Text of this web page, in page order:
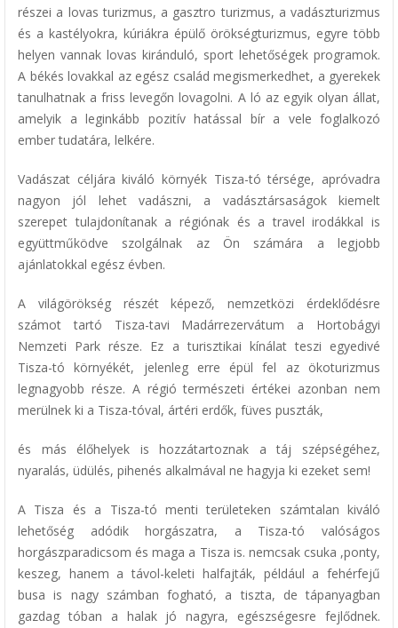
részei a lovas turizmus, a gasztro turizmus, a vadászturizmus
és a kastélyokra, kúriákra épülő örökségturizmus, egyre több
helyen vannak lovas kiránduló, sport lehetőségek programok.
A békés lovakkal az egész család megismerkedhet, a gyerekek
tanulhatnak a friss levegőn lovagolni. A ló az egyik olyan állat,
amelyik a leginkább pozitív hatással bír a vele foglalkozó
ember tudatára, lelkére.
Vadászat céljára kiváló környék Tisza-tó térsége, apróvadra
nagyon jól lehet vadászni, a vadásztársaságok kiemelt
szerepet tulajdonítanak a régiónak és a travel irodákkal is
együttműködve szolgálnak az Ön számára a legjobb
ajánlatokkal egész évben.
A világörökség részét képező, nemzetközi érdeklődésre
számot tartó Tisza-tavi Madárrezervátum a Hortobágyi
Nemzeti Park része. Ez a turisztikai kínálat teszi egyedivé
Tisza-tó környékét, jelenleg erre épül fel az ökoturizmus
legnagyobb része. A régió természeti értékei azonban nem
merülnek ki a Tisza-tóval, ártéri erdők, füves puszták,
és más élőhelyek is hozzátartoznak a táj szépségéhez,
nyaralás, üdülés, pihenés alkalmával ne hagyja ki ezeket sem!
A Tisza és a Tisza-tó menti területeken számtalan kiváló
lehetőség adódik horgászatra, a Tisza-tó valóságos
horgászparadicsom és maga a Tisza is. nemcsak csuka ,ponty,
keszeg, hanem a távol-keleti halfajták, például a fehérfejű
busa is nagy számban fogható, a tiszta, de tápanyagban
gazdag tóban a halak jó nagyra, egészségesre fejlődnek.